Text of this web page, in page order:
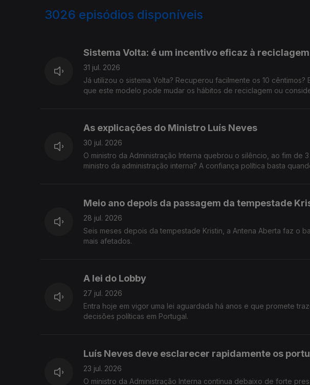
corredores verdes, abrigos climáticos) podem melhorar a qualidade
vida?
3026 episódios disponíveis
Sistema Volta: é um incentivo eficaz à reciclagem
31 jul. 2026
Já utilizou o sistema Volta? Recuperou facilmente os 10
que este modelo pode mudar os hábitos de reciclagem ou
As explicações do Ministro Luís Neves
30 jul. 2026
O ministro da Administração Interna quebrou o silêncio, ao fim de
ministro da administração interna? A confiança política basta
Meio ano depois da passagem da tempestade
28 jul. 2026
Seis meses depois da tempestade Kristin, a Antena Aberta faz o
mais afetados.
A lei do Lobby
27 jul. 2026
Entra hoje em vigor uma lei aguardada há anos e que promete
decisões políticas em Portugal.
Luís Neves deve esclarecer rapidamente os
23 jul. 2026
O ministro da Administração Interna continua debaixo de forte